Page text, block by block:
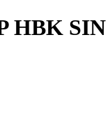
HBK